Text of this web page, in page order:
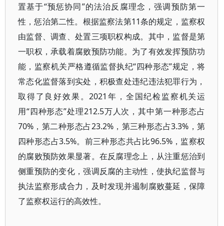
置基于“预惩协同”的法治反腐理念，强调预防第一
性，惩治第二性。根据监察法第11条的规定，监察权
由监督、调查、处置三项职权构成。其中，监督是第
一职权，承载着腐败预防功能。为了有效发挥预防功
能，监察机关严格遵循监督执纪“四种形态”规定，将
常态化监督落到实处，积极查处违纪违法犯罪行为，
取得了良好效果。2021年，全国纪检监察机关运
用“四种形态”处理212.5万人次，其中第一种形态占
70%，第二种形态占23.2%，第三种形态占3.3%，第
四种形态占3.5%。前三种形态共占比96.5%，监察权
的腐败预防效果显著。在反腐理念上，从注重惩治到
侧重预防的变化，强调反腐的主动性，使执纪监督与
执法监察形成合力，及时发现并遏制腐败蔓延，保障
了监察权运行的高效性。